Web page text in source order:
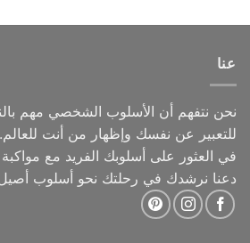
عنا
نحن نتفهم أن الأسلوب الشخصي مهم
للتعبير عن نفسك وإظهار من أنت
في العثور على أسلوبك الفريد مع مواكبة
دعنا نرشدك في رحلتك نحو أسلوب أصيل